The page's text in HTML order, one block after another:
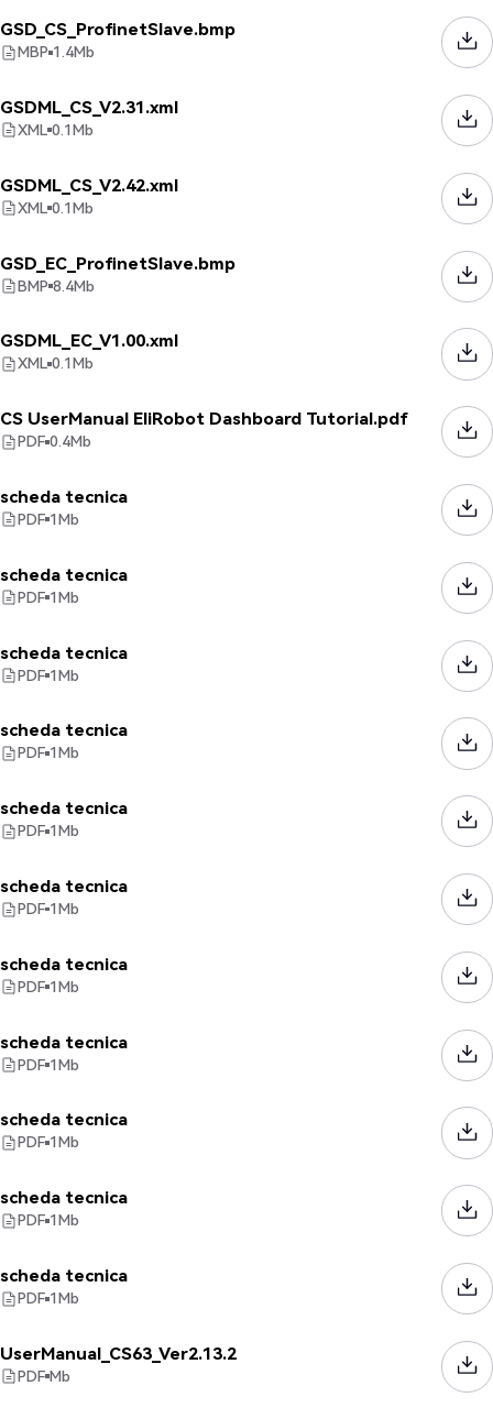
GSD_CS_ProfinetSlave.bmp
MBP 1.4Mb
GSDML_CS_V2.31.xml
XML 0.1Mb
GSDML_CS_V2.42.xml
XML 0.1Mb
GSD_EC_ProfinetSlave.bmp
BMP 8.4Mb
GSDML_EC_V1.00.xml
XML 0.1Mb
CS UserManual EliRobot Dashboard Tutorial.pdf
PDF 0.4Mb
scheda tecnica
PDF 1Mb
scheda tecnica
PDF 1Mb
scheda tecnica
PDF 1Mb
scheda tecnica
PDF 1Mb
scheda tecnica
PDF 1Mb
scheda tecnica
PDF 1Mb
scheda tecnica
PDF 1Mb
scheda tecnica
PDF 1Mb
scheda tecnica
PDF 1Mb
scheda tecnica
PDF 1Mb
scheda tecnica
PDF 1Mb
UserManual_CS63_Ver2.13.2
PDF Mb